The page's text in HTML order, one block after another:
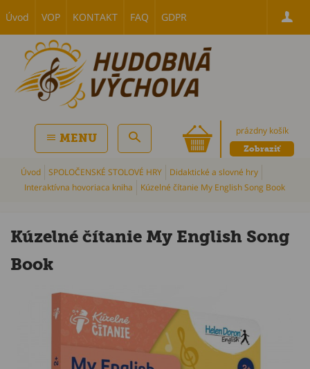
Úvod VOP KONTAKT FAQ GDPR
prázdny košík
Zobraziť
MENU
Úvod SPOLOČENSKÉ STOLOVÉ HRY
Didaktické a slovné hry
Interaktívna hovoriaca kniha
Kúzelné čítanie My English Song Book
Kúzelné čítanie My English Song
Book